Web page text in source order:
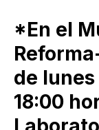
*En el
de lunes
18:00